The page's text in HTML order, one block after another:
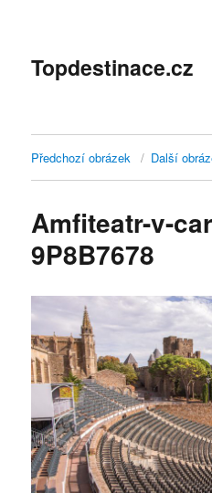
Topdestinace.cz
Předchozí obrázek Další
Amfiteatr-v-
9P8B7678